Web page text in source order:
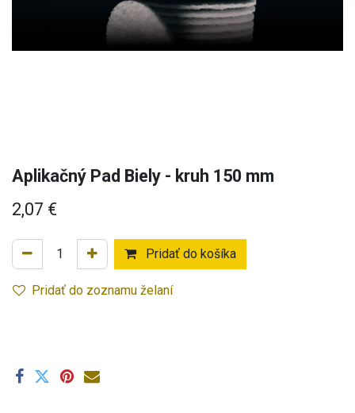
Aplikačný Pad Biely - kruh 150 mm
2,07 €
Pridať do košíka
Pridať do zoznamu želaní